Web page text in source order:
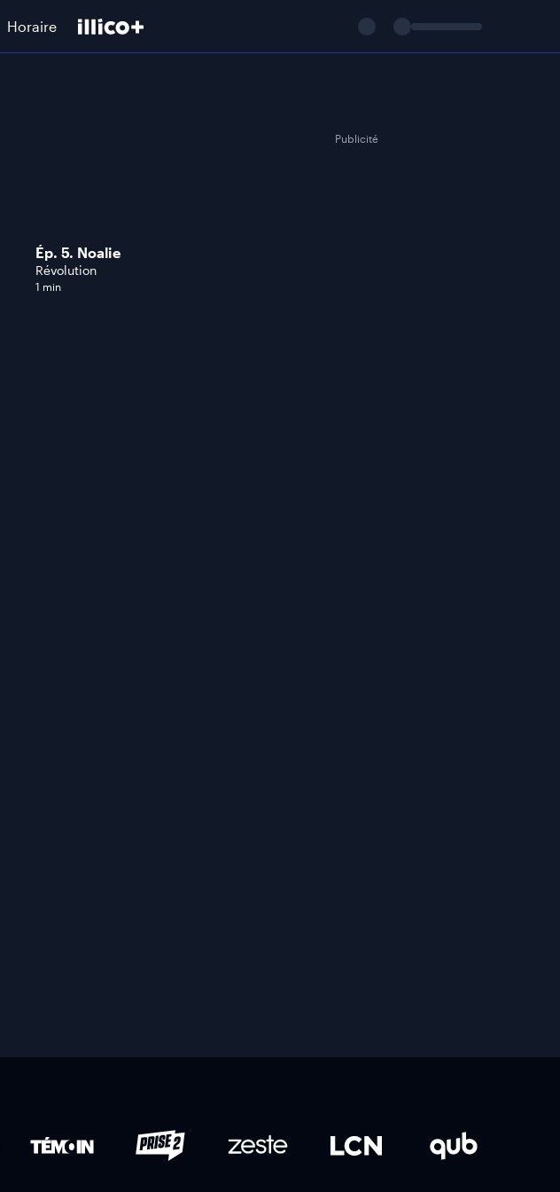
Horaire
Ép. 5. Noalie
Révolution
1 min
Publicité